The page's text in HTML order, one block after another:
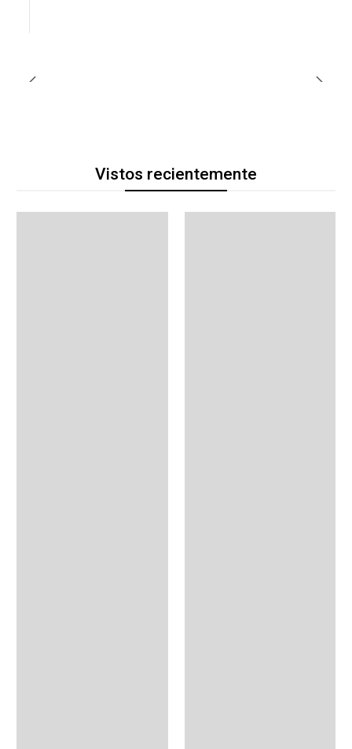
Vistos recientemente